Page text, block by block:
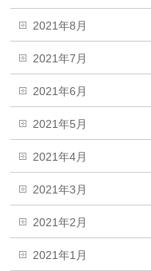
2021年8月
2021年7月
2021年6月
2021年5月
2021年4月
2021年3月
2021年2月
2021年1月